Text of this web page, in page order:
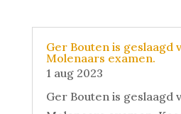
Ger Bouten is geslaagd
Molenaars examen.
1 aug 2023
Ger Bouten is geslaagd